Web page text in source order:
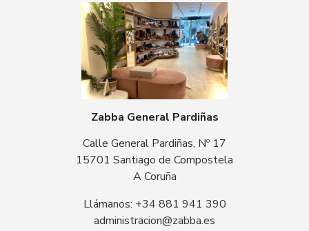
Zabba General Pardiñas
Calle General Pardiñas, Nº 17
15701 Santiago de Compostela
A Coruña
Llámanos: +34 881 941 390
administracion@zabba.es